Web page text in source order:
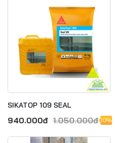
SIKATOP 109 SEAL
940.000đ 1.050.000đ-10%